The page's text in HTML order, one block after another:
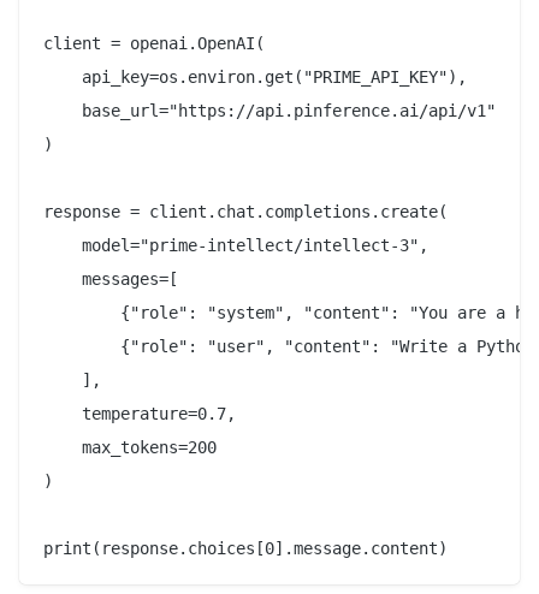
client = openai.OpenAI(
    api_key=os.environ.get("PRIME_API_KEY"),
    base_url="https://api.pinference.ai/api/v1"
)
response = client.chat.completions.create(
    model="prime-intellect/intellect-3",
    messages=[
{"role": "system", "content": "You are a
{"role": "user", "content": "Write a
    ],
    temperature=0.7,
    max_tokens=200
)